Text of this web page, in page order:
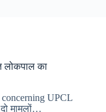
लोकपाल का
UPCL
मामलों…